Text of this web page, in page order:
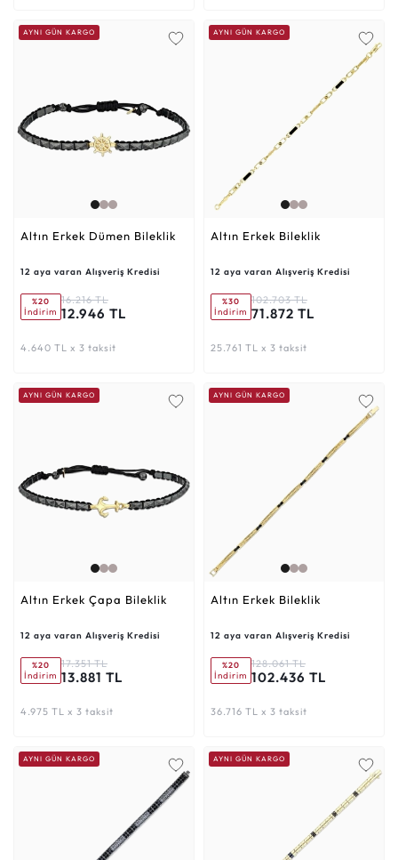
AYNI GÜN KARGO
Altın Erkek Dümen Bileklik
12 aya varan Alışveriş Kredisi
%20
İndirim
16.216 TL
12.946 TL
4.640 TL x 3 taksit
AYNI GÜN KARGO
Altın Erkek Bileklik
12 aya varan Alışveriş Kredisi
%30
İndirim
102.703 TL
71.872 TL
25.761 TL x 3 taksit
AYNI GÜN KARGO
Altın Erkek Çapa Bileklik
12 aya varan Alışveriş Kredisi
%20
İndirim
17.351 TL
13.881 TL
4.975 TL x 3 taksit
AYNI GÜN KARGO
Altın Erkek Bileklik
12 aya varan Alışveriş Kredisi
%20
İndirim
128.061 TL
102.436 TL
36.716 TL x 3 taksit
AYNI GÜN KARGO AYNI GÜN KARGO